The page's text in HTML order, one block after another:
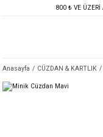
800 ₺ VE ÜZERİ
Anasayfa CÜZDAN & KARTLIK